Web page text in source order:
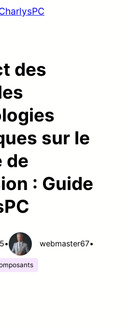
des
sur le
de
: Guide
• webmaster67•